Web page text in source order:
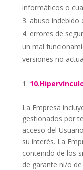
informáticos o
abuso indebido
errores de
un mal
versiones no
La Empresa
gestionados por
acceso del
su interés. La
contenido de los
de garante ni/o